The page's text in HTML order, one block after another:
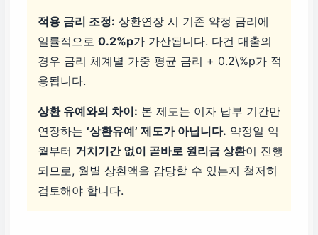
적용 금리 조정: 상환연장 시 기존 약정 금리에
일률적으로0.2%p가 가산됩니다. 다건 대출의
경우 금리 체계별 가중 평균 금리 + 0.2\%p가 적
용됩니다.
상환 유예와의 차이: 본 제도는 이자 납부 기간만
연장하는‘상환유예’ 제도가 아닙니다. 약정일 익
월부터 거치기간 없이 곧바로 원리금 상환이 진행
되므로, 월별 상환액을 감당할 수 있는지 철저히
검토해야 합니다.